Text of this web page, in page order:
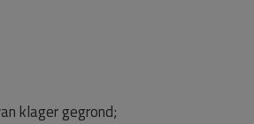
klager gegrond;